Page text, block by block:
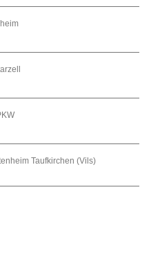
Taufkirchen (Vils)